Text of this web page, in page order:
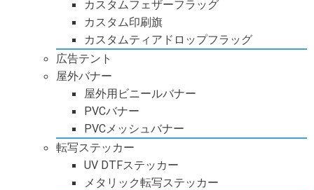
カスタムフェザーフラッグ
カスタム印刷旗
カスタムティアドロップフラッグ
広告テント
屋外バナー
屋外用ビニールバナー
PVCバナー
PVCメッシュバナー
転写ステッカー
UV DTFステッカー
メタリック転写ステッカー